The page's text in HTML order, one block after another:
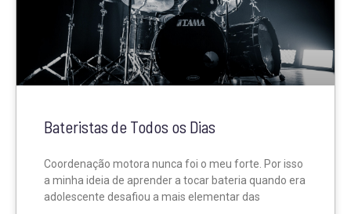
Bateristas de Todos os Dias
Coordenação motora nunca foi o meu forte. Por isso
a minha ideia de aprender a tocar bateria quando era
adolescente desafiou a mais elementar das